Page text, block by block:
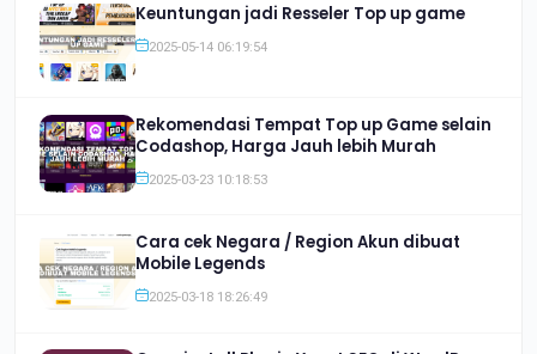
Keuntungan jadi Resseler Top up game
2025-05-14 06:19:54
Rekomendasi Tempat Top up Game selain
Codashop, Harga Jauh lebih Murah
2025-03-23 10:18:53
Cara cek Negara / Region Akun dibuat
Mobile Legends
2025-03-18 18:26:49